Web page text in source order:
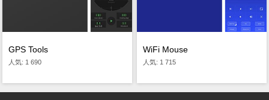
GPS Tools
人気: 1 690
WiFi Mouse
人気: 1 715